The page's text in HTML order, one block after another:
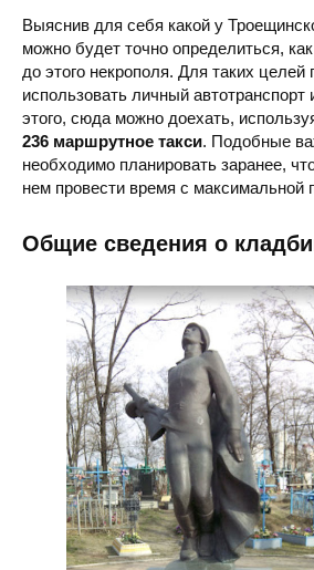
Выяснив для себя какой у
можно будет точно определиться,
до этого некрополя. Для таких целей
использовать личный автотранспорт
этого, сюда можно доехать,
236 маршрутное такси. Подобные
необходимо планировать заранее,
нем провести время с максимальной
Общие сведения о